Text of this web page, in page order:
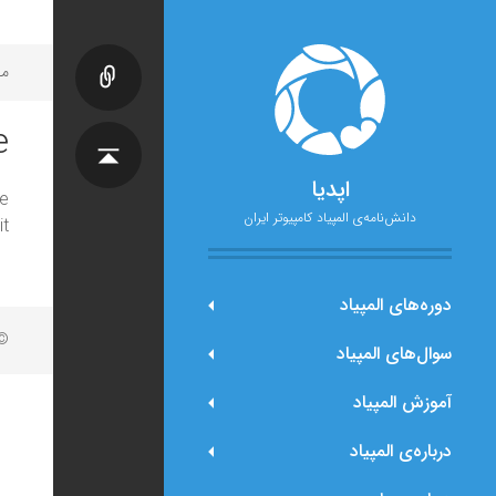
اپدیا
دانش‌نامه‌ی المپیاد کامپیوتر ایران
دوره‌های المپیاد
سوال‌های المپیاد
آموزش المپیاد
درباره‌ی المپیاد